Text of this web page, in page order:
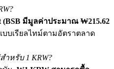
(BSB มีมูลค่าประมาณ ₩215.62
บเรียลไทม์ตามอัตราตลาด
ำหรับ 1 KRW?